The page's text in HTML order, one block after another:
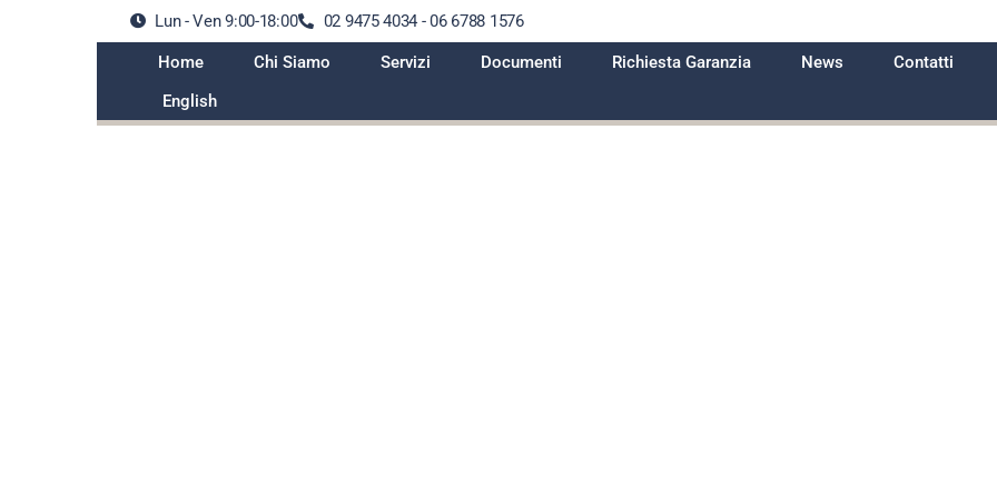
Lun - Ven 9:00-18:00 02 9475 4034 - 06 6788 1576
Home Chi Siamo Servizi Documenti Richiesta Garanzia News
Contatti
English